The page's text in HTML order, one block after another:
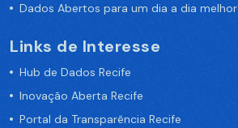
Dados Abertos para um dia a dia melhor
Links de Interesse
Hub de Dados Recife
Inovação Aberta Recife
Portal da Transparência Recife